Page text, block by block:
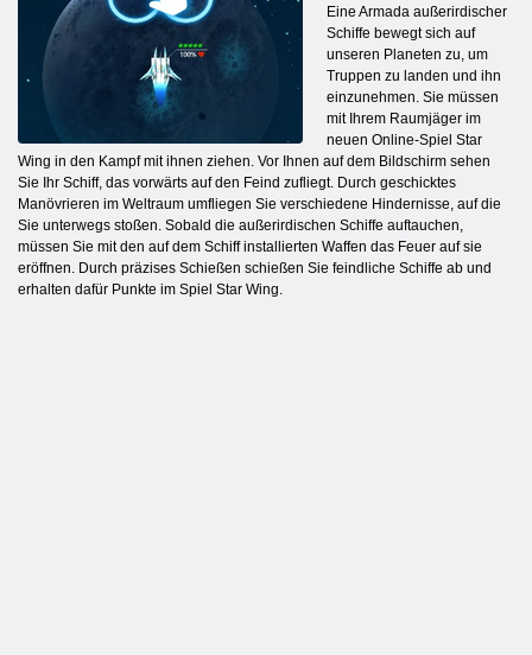
Eine Armada außerirdischer
Schiffe bewegt sich auf
unseren Planeten zu, um
Truppen zu landen und ihn
einzunehmen. Sie müssen
mit Ihrem Raumjäger im
neuen Online-Spiel Star
Wing in den Kampf mit ihnen ziehen. Vor Ihnen auf dem Bildschirm sehen
Sie Ihr Schiff, das vorwärts auf den Feind zufliegt. Durch geschicktes
Manövrieren im Weltraum umfliegen Sie verschiedene Hindernisse, auf die
Sie unterwegs stoßen. Sobald die außerirdischen Schiffe auftauchen,
müssen Sie mit den auf dem Schiff installierten Waffen das Feuer auf sie
eröffnen. Durch präzises Schießen schießen Sie feindliche Schiffe ab und
erhalten dafür Punkte im Spiel Star Wing.